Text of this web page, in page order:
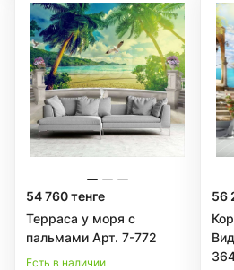
54 760 тенге
Терраса у моря с
пальмами Арт. 7-772
Есть в наличии
56